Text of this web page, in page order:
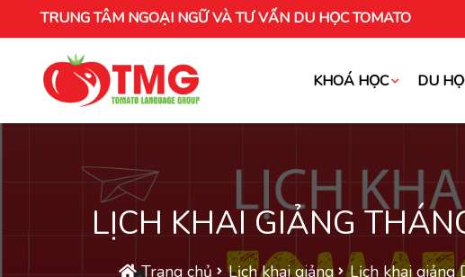
TRUNG TÂM NGOẠI NGỮ VÀ TƯ VẤN DU HỌC TOMATO
KHOÁ HỌC DU
LỊCH KHAI GIẢNG
Trang chủ Lịch khai giảng Lịch khai giảng